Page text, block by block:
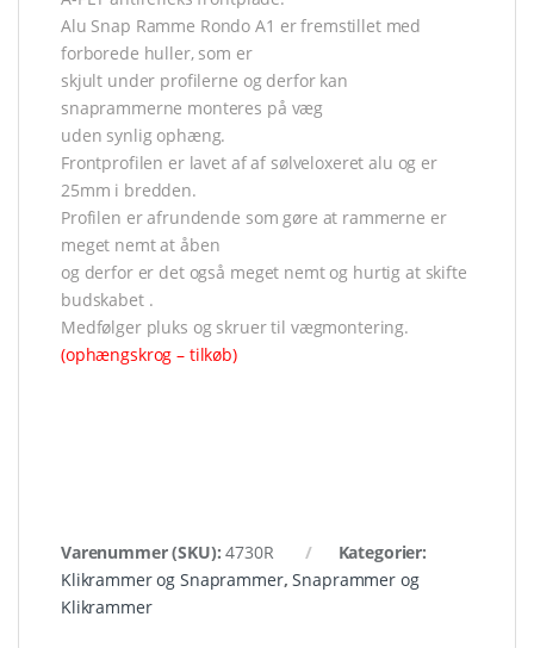
Alu Snap Ramme Rondo A1 er fremstillet med
forborede huller, som er
skjult under profilerne og derfor kan
snaprammerne monteres på væg
uden synlig ophæng.
Frontprofilen er lavet af af sølveloxeret alu og er
25mm i bredden.
Profilen er afrundende som gøre at rammerne er
meget nemt at åben
og derfor er det også meget nemt og hurtig at skifte
budskabet .
Medfølger pluks og skruer til vægmontering.
(ophængskrog – tilkøb)
Varenummer (SKU):4730R
Kategorier:
Klikrammer og Snaprammer,Snaprammer og
Klikrammer